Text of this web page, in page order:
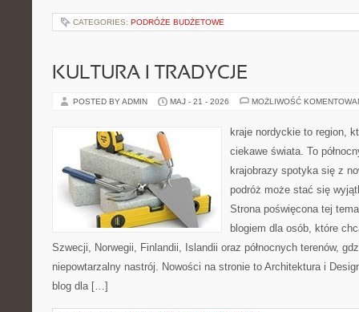
CATEGORIES: PODRÓŻE BUDŻETOWE
KULTURA I TRADYCJE
POSTED BY ADMIN MAJ - 21 - 2026 MOŻLIWOŚĆ
kraje nordyckie to region,
ciekawe świata. To
krajobrazy spotyka się z
podróż może stać się
Strona poświęcona tej
blogiem dla osób, które
Szwecji, Norwegii, Finlandii, Islandii oraz północnych terenów,
niepowtarzalny nastrój. Nowości na stronie to Architektura i
blog dla […]